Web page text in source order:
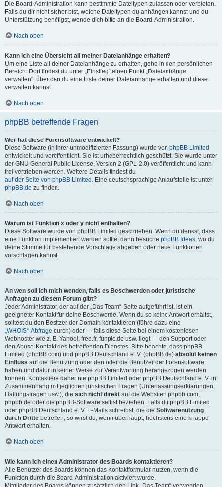
Die Board-Administration kann bestimmte Dateitypen zulassen oder verbieten.
Falls du dir nicht sicher bist, welche Dateitypen du anhängen kannst und du
Unterstützung benötigst, wende dich bitte an die Board-Administration.
Nach oben
Kann ich eine Übersicht all meiner Dateianhänge erhalten?
Um eine Liste all deiner Dateianhänge zu erhalten, gehe in den persönlichen
Bereich. Dort findest du unter „Einstieg“ einen Punkt „Dateianhänge
verwalten“, über den du eine Liste deiner Dateianhänge erhalten und diese
verwalten kannst.
Nach oben
phpBB betreffende Fragen
Wer hat diese Forensoftware entwickelt?
Diese Software (in ihrer unmodifizierten Fassung) wurde von phpBB Limited
entwickelt und veröffentlicht. Sie ist urheberrechtlich geschützt. Sie wurde unter
der GNU General Public License, Version 2 (GPL-2.0) veröffentlicht und kann
frei vertrieben werden. Weitere Details findest du
auf der Seite von phpBB Limited . Eine deutschsprachige Anlaufstelle ist unter
phpBB.de zu finden.
Nach oben
Warum ist Funktion x oder y nicht enthalten?
Diese Software wurde von phpBB Limited geschrieben. Wenn du denkst, dass
eine Funktion implementiert werden sollte, dann besuche phpBB Ideas, wo du
deine Stimme für bestehende Vorschläge abgeben oder neue Funktionen
vorschlagen kannst.
Nach oben
An wen soll ich mich wenden, falls es Beschwerden oder juristische
Anfragen zu diesem Forum gibt?
Jeder Administrator, der auf der „Das Team“-Seite aufgeführt ist, ist ein
geeigneter Kontakt für deine Beschwerde. Wenn du so keine Antwort erhältst,
solltest du den Besitzer der Domain kontaktieren (führe dazu eine
„WHOIS“-Abfrage durch) oder — falls diese Seite bei einem kostenlosen
Webhoster wie z. B. Yahoo!, free.fr, funpic.de usw. liegt — den Support oder
den Abuse-Kontakt des betreffenden Dienstes. Bitte beachte, dass phpBB
Limited (phpBB.com) und phpBB Deutschland e. V. (phpBB.de) absolut keinen
Einfluss auf die Benutzung oder den oder die Benutzer der Forensoftware
haben und dafür in keiner Weise zur Verantwortung herangezogen werden
können. Kontaktiere daher nie phpBB Limited oder phpBB Deutschland e. V. in
Zusammenhang mit jeglichen juristischen Fragen (Unterlassungserklärungen,
Haftungsfragen usw.), die sich nicht direkt auf die Websiten phpbb.com,
phpbb.de oder die phpBB-Software selbst beziehen. Falls du phpBB Limited
oder phpBB Deutschland e. V. E-Mails schreibst, die die Softwarenutzung
durch Dritte betreffen, so wirst du, wenn überhaupt, höchstens eine knappe
Antwort erhalten.
Nach oben
Wie kann ich einen Administrator des Boards kontaktieren?
Alle Benutzer des Boards können das Kontaktformular nutzen, wenn die
Funktion durch die Board-Administration aktiviert wurde.
Mitglieder des Boards können zusätzlich den Link „Das Team“ verwenden.